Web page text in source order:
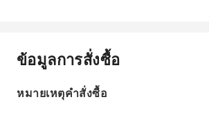
ข้อมูลการสั่งซื้อ
หมายเหตุคำสั่งซื้อ